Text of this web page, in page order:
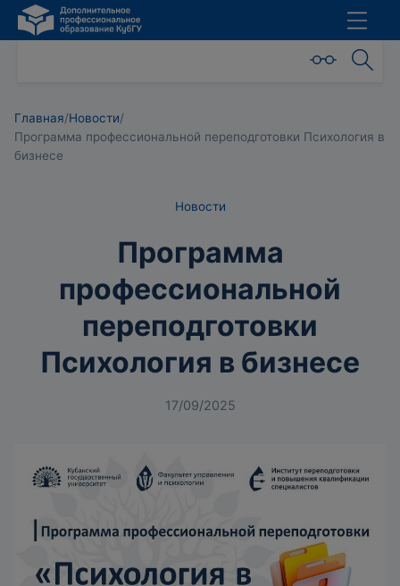
Главная/Новости/
Программа профессиональной переподготовки Психология в
бизнесе
Новости
Программа
профессиональной
переподготовки
Психология в бизнесе
17/09/2025